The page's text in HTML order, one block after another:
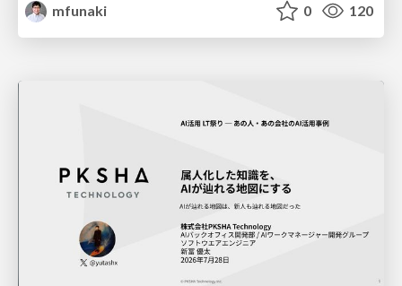
mfunaki
0 120